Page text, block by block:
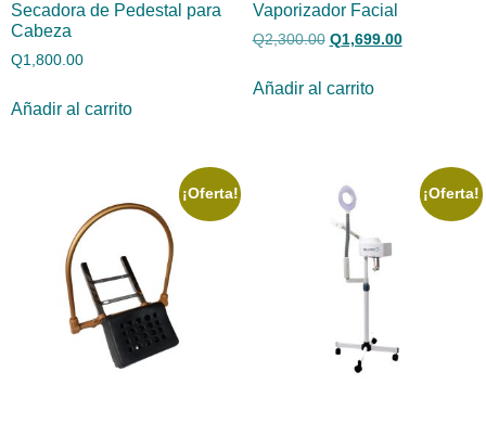
Secadora de Pedestal para
Cabeza
Q1,800.00
Añadir al carrito
Vaporizador Facial
Q2,300.00 Q1,699.00
Añadir al carrito
¡Oferta! ¡Oferta!